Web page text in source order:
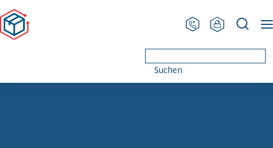
Suchen
Lösungen & Produkte Food Packaging